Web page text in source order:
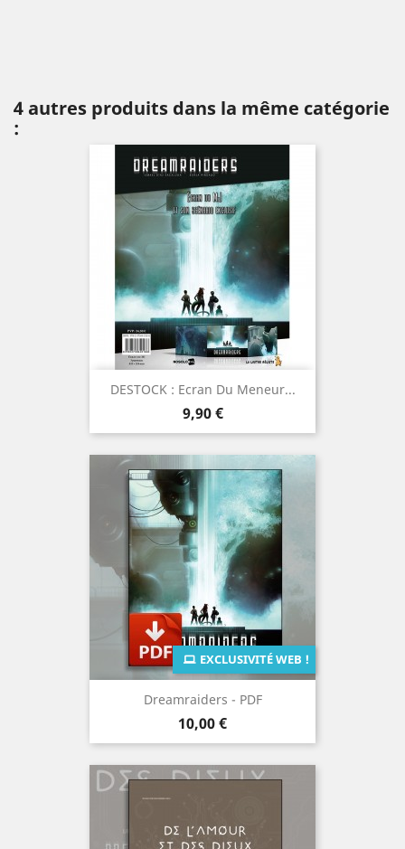
4 autres produits dans la même catégorie
:
DESTOCK : Ecran Du Meneur...
Prix
9,90 €
Dreamraiders - PDF
Prix
10,00 €
EXCLUSIVITÉ WEB !